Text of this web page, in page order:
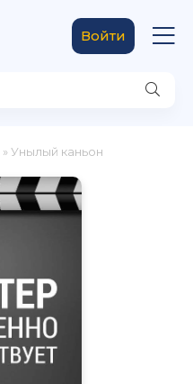
Войти
» Унылый каньон